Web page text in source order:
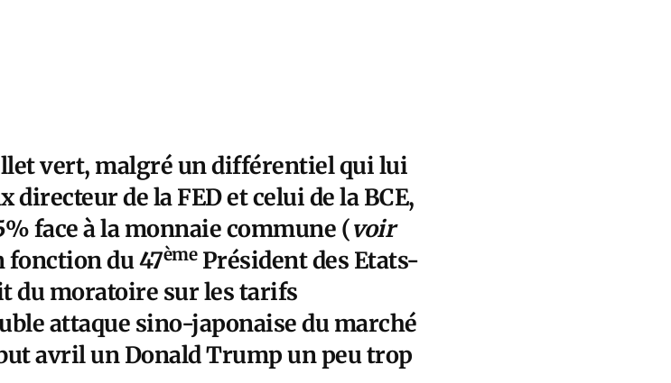
vert, malgré un différentiel qui lui
de la FED et celui de la BCE,
face à la monnaie commune (voir
fonction du 47èmePrésident des Etats-
du moratoire sur les tarifs
attaque sino-japonaise du marché
avril un Donald Trump un peu trop